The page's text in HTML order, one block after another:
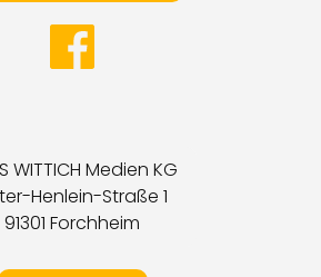
WITTICH Medien KG
Henlein-Straße 1
91301 Forchheim